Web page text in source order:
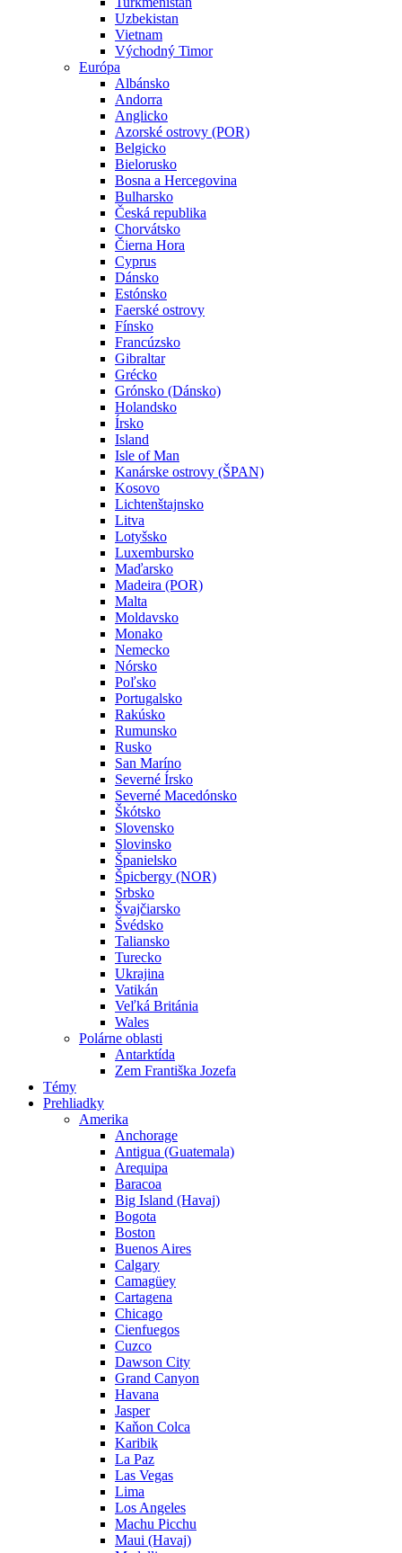
Uzbekistan
Vietnam
Východný Timor
Európa
Albánsko
Andorra
Anglicko
Azorské ostrovy (POR)
Belgicko
Bielorusko
Bosna a Hercegovina
Bulharsko
Česká republika
Chorvátsko
Čierna Hora
Cyprus
Dánsko
Estónsko
Faerské ostrovy
Fínsko
Francúzsko
Gibraltar
Grécko
Grónsko (Dánsko)
Holandsko
Írsko
Island
Isle of Man
Kanárske ostrovy (ŠPAN)
Kosovo
Lichtenštajnsko
Litva
Lotyšsko
Luxembursko
Maďarsko
Madeira (POR)
Malta
Moldavsko
Monako
Nemecko
Nórsko
Poľsko
Portugalsko
Rakúsko
Rumunsko
Rusko
San Maríno
Severné Írsko
Severné Macedónsko
Škótsko
Slovensko
Slovinsko
Španielsko
Špicbergy (NOR)
Srbsko
Švajčiarsko
Švédsko
Taliansko
Turecko
Ukrajina
Vatikán
Veľká Británia
Wales
Polárne oblasti
Antarktída
Zem Františka Jozefa
Témy
Prehliadky
Amerika
Anchorage
Antigua (Guatemala)
Arequipa
Baracoa
Big Island (Havaj)
Bogota
Boston
Buenos Aires
Calgary
Camagüey
Cartagena
Chicago
Cienfuegos
Cuzco
Dawson City
Grand Canyon
Havana
Jasper
Kaňon Colca
Karibik
La Paz
Las Vegas
Lima
Los Angeles
Machu Picchu
Maui (Havaj)